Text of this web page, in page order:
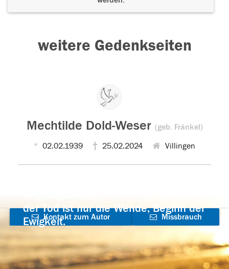
weitere Gedenkseiten
Mechtilde Dold-Weser (geb. Fränkel)
02.02.1939 25.02.2024 Villingen
der Tod ist nur die Wende, Beginn der
Ewigkeit.
Kontakt zum Autor
aufnehmen
Missbrauch